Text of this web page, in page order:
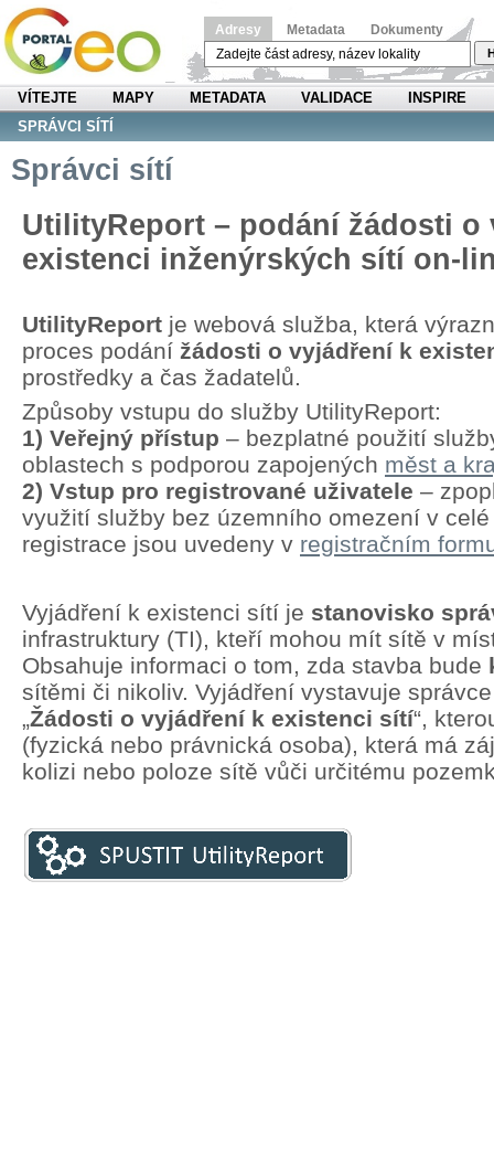
Adresy Metadata Dokumenty
VÍTEJTE MAPY METADATA VALIDACE
INSPIRE
SPRÁVCI SÍTÍ
Správci sítí
UtilityReport – podání žádosti o
existenci inženýrských sítí on-
UtilityReport je webová služba, která
proces podání žádosti o vyjádření k
prostředky a čas žadatelů.
Způsoby vstupu do služby UtilityReport:
1) Veřejný přístup – bezplatné použití
oblastech s podporou zapojených měst a
2) Vstup pro registrované uživatele –
využití služby bez územního omezení v
registrace jsou uvedeny v registračním
Vyjádření k existenci sítí je stanovisko
infrastruktury (TI), kteří mohou mít sítě v
Obsahuje informaci o tom, zda stavba bude
sítěmi či nikoliv. Vyjádření vystavuje
„Žádosti o vyjádření k existenci sítí“,
(fyzická nebo právnická osoba), která má
kolizi nebo poloze sítě vůči určitému